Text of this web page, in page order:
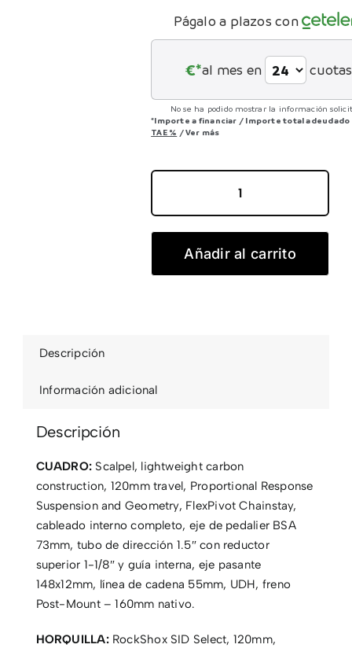
Págalo a plazos con
€*al mes en cuotas
No se ha podido mostrar la información
*Importe a financiar / Importe total adeudado
TAE % /Ver más
Tiger
Añadir al carrito
Descripción
Información adicional
Descripción
CUADRO: Scalpel, lightweight carbon
construction, 120mm travel, Proportional Response
Suspension and Geometry, FlexPivot Chainstay,
cableado interno completo, eje de pedalier BSA
73mm, tubo de dirección 1.5″ con reductor
superior 1-1/8″ y guía interna, eje pasante
148x12mm, línea de cadena 55mm, UDH, freno
Post-Mount – 160mm nativo.
HORQUILLA:RockShox SID Select, 120mm,